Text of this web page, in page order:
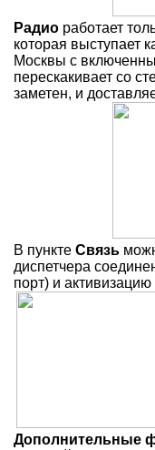
Радио работает
которая выступает
Москвы с
перескакивает со
заметен, и
В пункте Связь
диспетчера
порт) и
Дополнительные